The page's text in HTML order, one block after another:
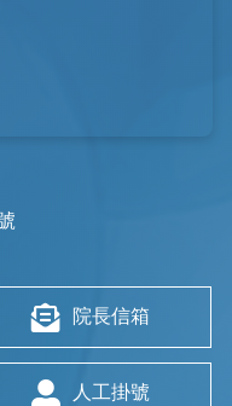
院長信箱
人工掛號